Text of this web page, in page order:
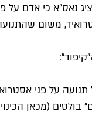
נאס"א כי אדם על
משום
על פני